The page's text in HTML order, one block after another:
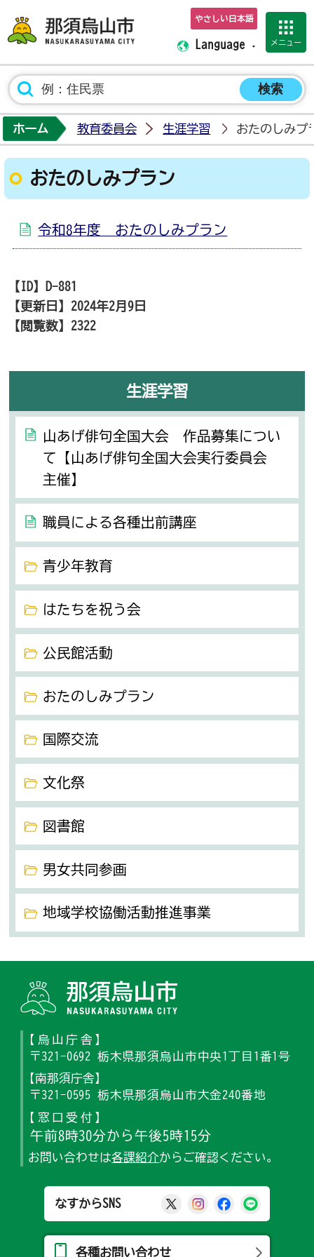
那須烏山市ホーム
やさしい日本語
Language メニュー
ホーム 教育委員会 生涯学習 おたのしみプ
おたのしみプラン
令和8年度 おたのしみプラン
【ID】
D-881
【更新日】 2024年2月9日
【閲覧数】 2322
生涯学習
山あげ俳句全国大会 作品募集につい
て【山あげ俳句全国大会実行委員会
主催】
職員による各種出前講座
青少年教育
はたちを祝う会
公民館活動
おたのしみプラン
国際交流
文化祭
図書館
男女共同参画
地域学校協働活動推進事業
【烏山庁舎】
〒321-0692 栃木県那須烏山市中央1丁目1番1号
【南那須庁舎】
〒321-0595 栃木県那須烏山市大金240番地
【窓口受付】
午前8時30分から午後5時15分
お問い合わせは各課紹介からご確認ください。
なすからSNS 那須烏山市公式X
那須烏山市公式
那須烏山市
各種お問い合わせ